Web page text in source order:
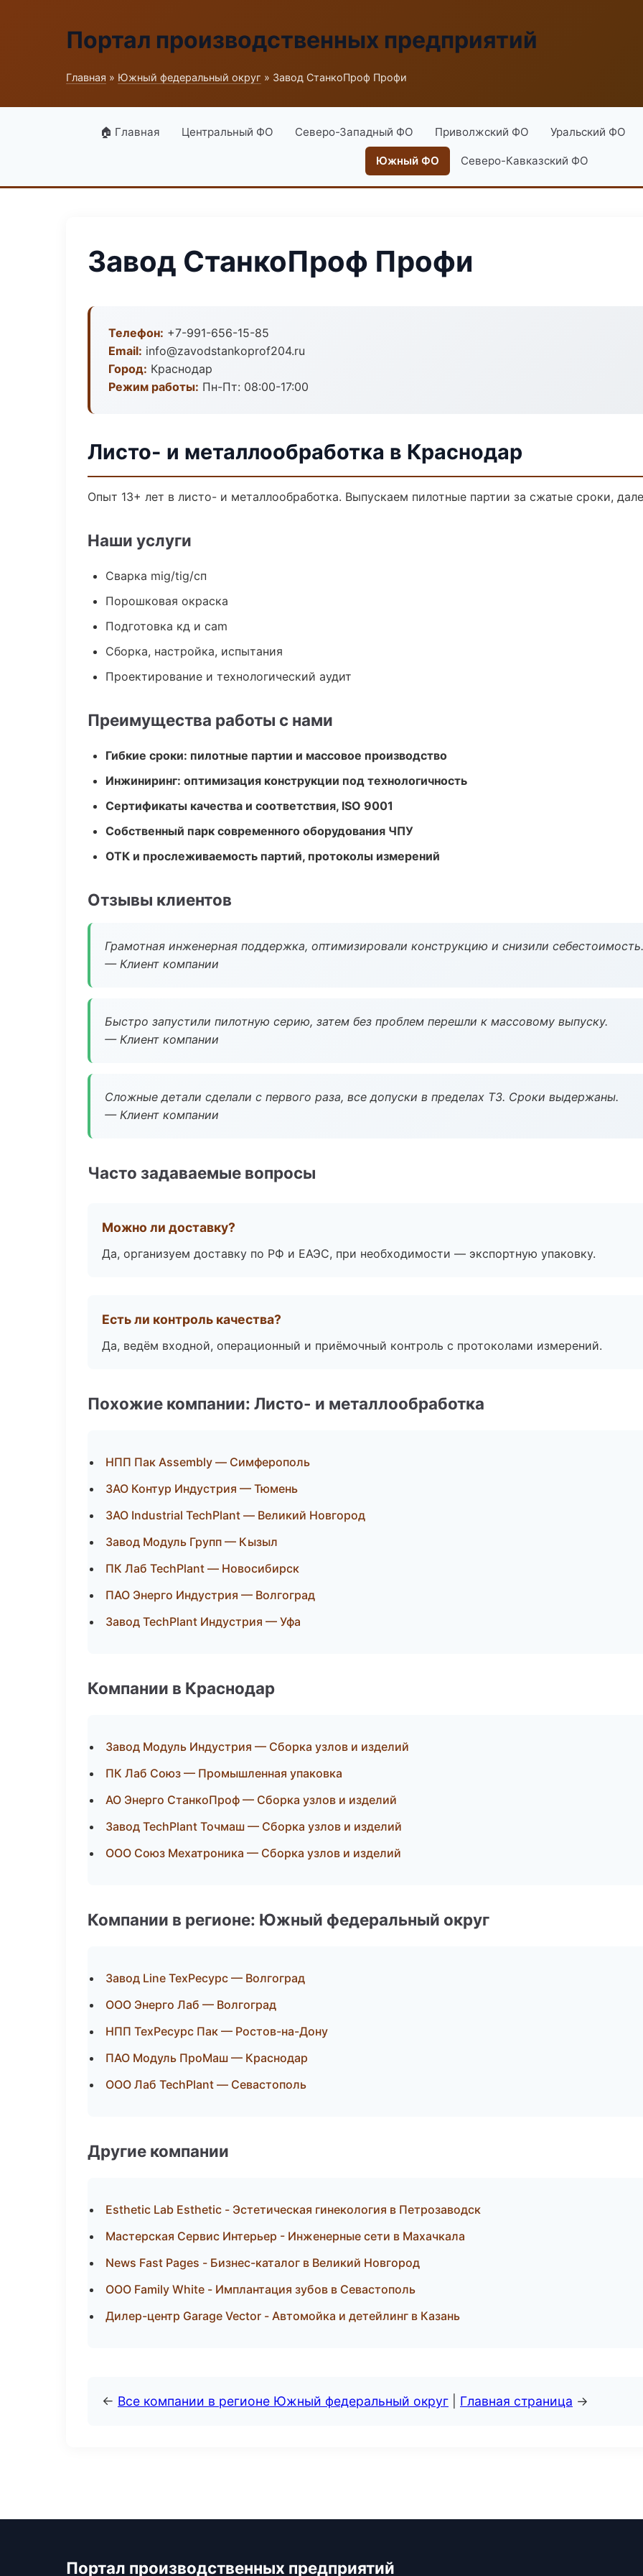
Портал производственных предприятий
Главная » Южный федеральный округ » Завод СтанкоПроф Профи
🏠 Главная Центральный ФО Северо-Западный ФО Приволжский ФО Уральский ФО
Южный ФО Северо-Кавказский ФО
Завод СтанкоПроф Профи
Телефон: +7-991-656-15-85
Email: info@zavodstankoprof204.ru
Город: Краснодар
Режим работы: Пн-Пт: 08:00-17:00
Листо- и металлообработка в Краснодар
Опыт 13+ лет в листо- и металлообработка. Выпускаем пилотные партии за сжатые сроки,
Наши услуги
Сварка mig/tig/сп
Порошковая окраска
Подготовка кд и cam
Сборка, настройка, испытания
Проектирование и технологический аудит
Преимущества работы с нами
Гибкие сроки: пилотные партии и массовое производство
Инжиниринг: оптимизация конструкции под технологичность
Сертификаты качества и соответствия, ISO 9001
Собственный парк современного оборудования ЧПУ
ОТК и прослеживаемость партий, протоколы измерений
Отзывы клиентов
Грамотная инженерная поддержка, оптимизировали конструкцию и снизили себестоимость.
— Клиент компании
Быстро запустили пилотную серию, затем без проблем перешли к массовому выпуску.
— Клиент компании
Сложные детали сделали с первого раза, все допуски в пределах ТЗ. Сроки выдержаны.
— Клиент компании
Часто задаваемые вопросы
Можно ли доставку?
Да, организуем доставку по РФ и ЕАЭС, при необходимости — экспортную упаковку.
Есть ли контроль качества?
Да, ведём входной, операционный и приёмочный контроль с протоколами измерений.
Похожие компании: Листо- и металлообработка
НПП Пак Assembly — Симферополь
ЗАО Контур Индустрия — Тюмень
ЗАО Industrial TechPlant — Великий Новгород
Завод Модуль Групп — Кызыл
ПК Лаб TechPlant — Новосибирск
ПАО Энерго Индустрия — Волгоград
Завод TechPlant Индустрия — Уфа
Компании в Краснодар
Завод Модуль Индустрия — Сборка узлов и изделий
ПК Лаб Союз — Промышленная упаковка
АО Энерго СтанкоПроф — Сборка узлов и изделий
Завод TechPlant Точмаш — Сборка узлов и изделий
ООО Союз Мехатроника — Сборка узлов и изделий
Компании в регионе: Южный федеральный округ
Завод Line ТехРесурс — Волгоград
ООО Энерго Лаб — Волгоград
НПП ТехРесурс Пак — Ростов-на-Дону
ПАО Модуль ПроМаш — Краснодар
ООО Лаб TechPlant — Севастополь
Другие компании
Esthetic Lab Esthetic - Эстетическая гинекология в Петрозаводск
Мастерская Сервис Интерьер - Инженерные сети в Махачкала
News Fast Pages - Бизнес-каталог в Великий Новгород
ООО Family White - Имплантация зубов в Севастополь
Дилер-центр Garage Vector - Автомойка и детейлинг в Казань
← Все компании в регионе Южный федеральный округ Главная страница →
Портал производственных предприятий